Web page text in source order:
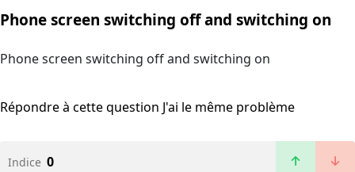
Phone screen switching off and switching on
Phone screen switching off and switching on
Répondre à cette question J'ai le même problème
Indice 0